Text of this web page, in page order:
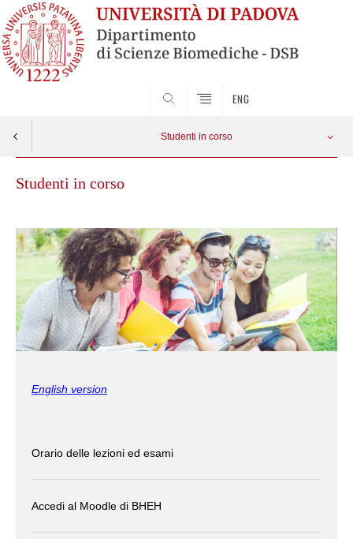
ENG
Studenti in corso
Studenti in corso
English version
Orario delle lezioni ed esami
Accedi al Moodle di BHEH